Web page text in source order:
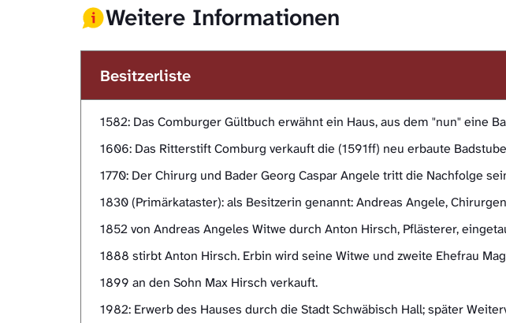
Weitere Informationen
Besitzerliste
1582: Das Comburger Gültbuch erwähnt ein Haus, aus dem "nun" eine
1606: Das Ritterstift Comburg verkauft die (1591ff) neu erbaute
1770: Der Chirurg und Bader Georg Caspar Angele tritt die Nachfolge
1830 (Primärkataster): als Besitzerin genannt: Andreas Angele,
1852 von Andreas Angeles Witwe durch Anton Hirsch, Pflästerer,
1888 stirbt Anton Hirsch. Erbin wird seine Witwe und zweite Ehefrau
1899 an den Sohn Max Hirsch verkauft.
1982: Erwerb des Hauses durch die Stadt Schwäbisch Hall; später